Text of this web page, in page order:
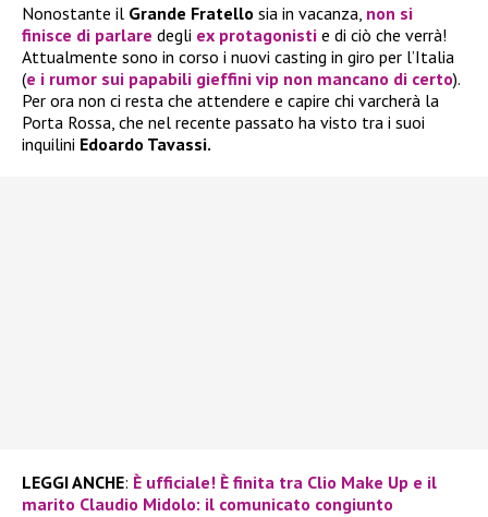
Nonostante il Grande Fratello sia in vacanza, non si
finisce di parlare degli ex protagonisti e di ciò che verrà!
Attualmente sono in corso i nuovi casting in giro per l’Italia
(e i rumor sui papabili gieffini vip non mancano di certo).
Per ora non ci resta che attendere e capire chi varcherà la
Porta Rossa, che nel recente passato ha visto tra i suoi
inquilini Edoardo Tavassi.
LEGGI ANCHE: È ufficiale! È finita tra Clio Make Up e il
marito Claudio Midolo: il comunicato congiunto